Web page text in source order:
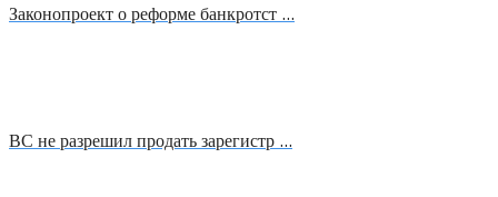
Законопроект о реформе банкротст …
ВС не разрешил продать зарегистр …